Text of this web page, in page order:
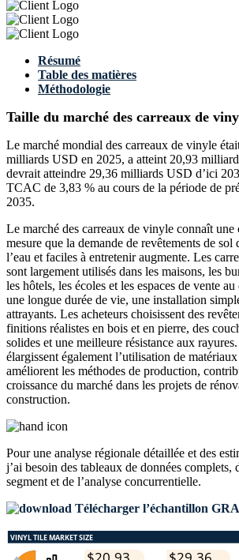
Résumé
Table des matières
Méthodologie
Taille du marché des carreaux de
Le marché mondial des carreaux de vinyle
milliards USD en 2025, a atteint 20,93
devrait atteindre 29,36 milliards USD d’ici
TCAC de 3,83 % au cours de la période de
2035.
Le marché des carreaux de vinyle connaît une
mesure que la demande de revêtements de sol
l’eau et faciles à entretenir augmente. Les
sont largement utilisés dans les maisons, les
les hôtels, les écoles et les espaces de vente
une longue durée de vie, une installation
attrayants. Les acheteurs choisissent des
finitions réalistes en bois et en pierre, des
solides et une meilleure résistance aux
élargissent également l’utilisation de
améliorent les méthodes de production,
croissance du marché dans les projets de
construction.
Pour une analyse régionale détaillée et des
j’ai besoin des tableaux de données complets,
segment et de l’analyse concurrentielle.
Télécharger l’échantillon